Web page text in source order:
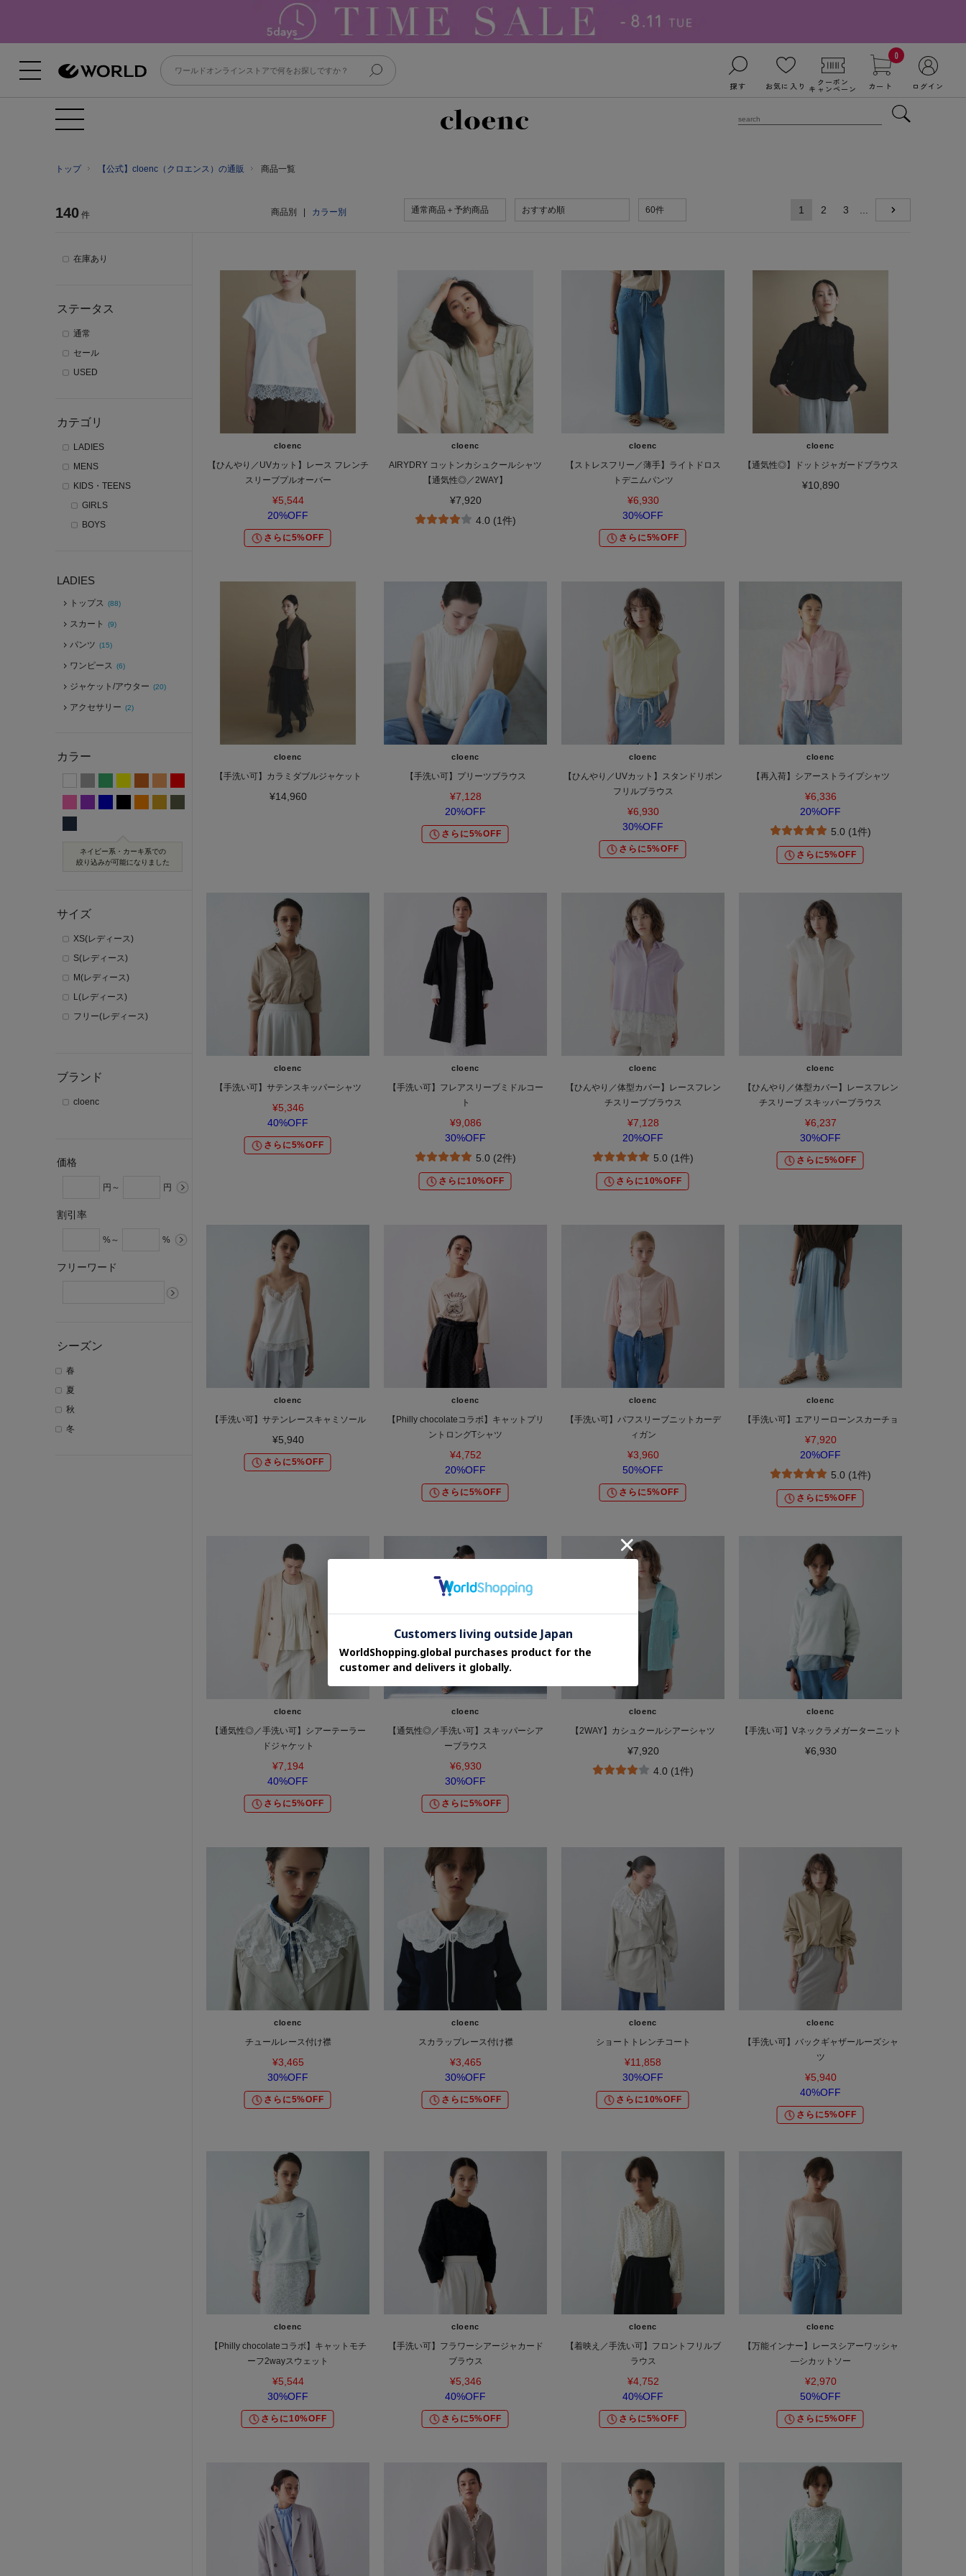
探す お気に入り クーポン
キャンペーン
0
カート ログイン
トップ 【公式】cloenc（クロエンス）の通販 商品一覧
140 件 商品別 カラー別 通常商品＋予約商品 おすすめ順 60件 1 2 3
在庫あり
ステータス
通常
セール
USED
カテゴリ
LADIES
MENS
KIDS・TEENS
GIRLS
BOYS
LADIES
トップス (88)
スカート (9)
パンツ (15)
ワンピース (6)
ジャケット/アウター (20)
アクセサリー (2)
カラー
ネイビー系・カーキ系での
絞り込みが可能になりました
サイズ
XS(レディース)
S(レディース)
M(レディース)
L(レディース)
フリー(レディース)
ブランド
cloenc
価格
円～ 円
割引率
%～ %
フリーワード
シーズン
春
夏
秋
冬
cloenc
【ひんやり／UVカット】レース フレンチ
スリーブプルオーバー
¥5,544
20%OFF
さらに5%OFF
cloenc
AIRYDRY コットンカシュクールシャツ
【通気性◎／2WAY】
¥7,920
4.0 (1件)
cloenc
【ストレスフリー／薄手】ライトドロス
トデニムパンツ
¥6,930
30%OFF
さらに5%OFF
cloenc
【通気性◎】ドットジャガードブラウス
¥10,890
cloenc
【手洗い可】カラミダブルジャケット
¥14,960
cloenc
【手洗い可】プリーツブラウス
¥7,128
20%OFF
さらに5%OFF
cloenc
【ひんやり／UVカット】スタンドリボン
フリルブラウス
¥6,930
30%OFF
さらに5%OFF
cloenc
【再入荷】シアーストライプシャツ
¥6,336
20%OFF
5.0 (1件)
さらに5%OFF
cloenc
【手洗い可】サテンスキッパーシャツ
¥5,346
40%OFF
さらに5%OFF
cloenc
【手洗い可】フレアスリーブミドルコー
ト
¥9,086
30%OFF
5.0 (2件)
さらに10%OFF
cloenc
【ひんやり／体型カバー】レースフレン
チスリーブブラウス
¥7,128
20%OFF
5.0 (1件)
さらに10%OFF
cloenc
【ひんやり／体型カバー】レースフレン
チスリーブ スキッパーブラウス
¥6,237
30%OFF
さらに5%OFF
cloenc
【手洗い可】サテンレースキャミソール
¥5,940
さらに5%OFF
cloenc
【Philly chocolateコラボ】キャットプリ
ントロングTシャツ
¥4,752
20%OFF
さらに5%OFF
cloenc
【手洗い可】パフスリーブニットカーデ
ィガン
¥3,960
50%OFF
さらに5%OFF
cloenc
【手洗い可】エアリーローンスカーチョ
¥7,920
20%OFF
5.0 (1件)
さらに5%OFF
cloenc
【通気性◎／手洗い可】シアーテーラー
ドジャケット
¥7,194
40%OFF
さらに5%OFF
cloenc
【通気性◎／手洗い可】スキッパーシア
ーブラウス
¥6,930
30%OFF
さらに5%OFF
cloenc
【2WAY】カシュクールシアーシャツ
¥7,920
4.0 (1件)
cloenc
【手洗い可】Vネックラメガーターニット
¥6,930
cloenc
チュールレース付け襟
¥3,465
30%OFF
さらに5%OFF
cloenc
スカラップレース付け襟
¥3,465
30%OFF
さらに5%OFF
cloenc
ショートトレンチコート
¥11,858
30%OFF
さらに10%OFF
cloenc
【手洗い可】バックギャザールーズシャ
ツ
¥5,940
40%OFF
さらに5%OFF
cloenc
【Philly chocolateコラボ】キャットモチ
ーフ2wayスウェット
¥5,544
30%OFF
さらに10%OFF
cloenc
【手洗い可】フラワーシアージャカード
ブラウス
¥5,346
40%OFF
さらに5%OFF
cloenc
【着映え／手洗い可】フロントフリルブ
ラウス
¥4,752
40%OFF
さらに5%OFF
cloenc
【万能インナー】レースシアーワッシャ
―シカットソー
¥2,970
50%OFF
さらに5%OFF